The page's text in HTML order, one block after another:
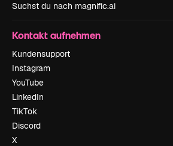
Suchst du nach magnific.ai
Kontakt aufnehmen
Kundensupport
Instagram
YouTube
LinkedIn
TikTok
Discord
X